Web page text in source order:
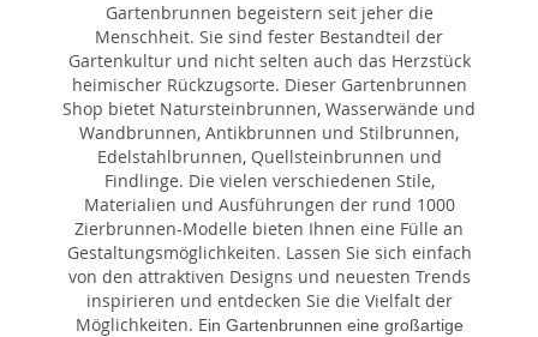
Gartenbrunnen begeistern seit jeher die
Menschheit. Sie sind fester Bestandteil der
Gartenkultur und nicht selten auch das Herzstück
heimischer Rückzugsorte. Dieser Gartenbrunnen
Shop bietet Natursteinbrunnen, Wasserwände und
Wandbrunnen, Antikbrunnen und Stilbrunnen,
Edelstahlbrunnen, Quellsteinbrunnen und
Findlinge. Die vielen verschiedenen Stile,
Materialien und Ausführungen der rund 1000
Zierbrunnen-Modelle bieten Ihnen eine Fülle an
Gestaltungsmöglichkeiten. Lassen Sie sich einfach
von den attraktiven Designs und neuesten Trends
inspirieren und entdecken Sie die Vielfalt der
Möglichkeiten. Ein Gartenbrunnen eine großartige